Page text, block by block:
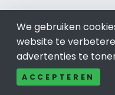
Venlo 077
Bel ons: 085-04 10 177
We gebruiken
website te
advertenties te
ACCEPTEREN